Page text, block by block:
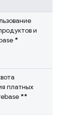
и
*
платных
**